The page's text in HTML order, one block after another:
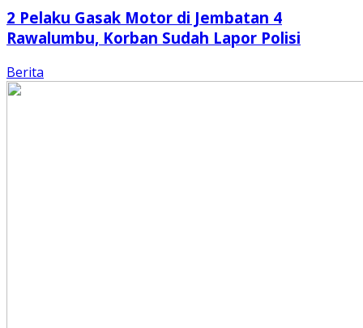
2 Pelaku Gasak Motor di Jembatan 4
Rawalumbu, Korban Sudah Lapor Polisi
Berita